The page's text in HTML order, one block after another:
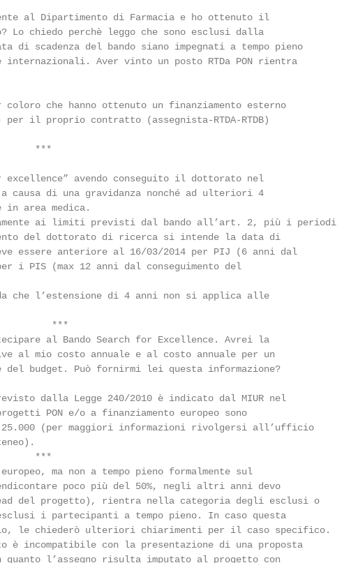
al Dipartimento di Farmacia e ho ottenuto il
Lo chiedo perchè leggo che sono esclusi dalla
di scadenza del bando siano impegnati a tempo pieno
Aver vinto un posto RTDa PON rientra
che hanno ottenuto un finanziamento esterno
il proprio contratto (assegnista-RTDA-RTDB)
***
excellence” avendo conseguito il dottorato nel
causa di una gravidanza nonché ad ulteriori 4
in area medica.
ai limiti previsti dal bando all’art. 2, più i periodi
del dottorato di ricerca si intende la data di
essere anteriore al 16/03/2014 per PIJ (6 anni dal
i PIS (max 12 anni dal conseguimento del
che l’estensione di 4 anni non si applica alle
***
al Bando Search for Excellence. Avrei la
al mio costo annuale e al costo annuale per un
budget. Può fornirmi lei questa informazione?
dalla Legge 240/2010 è indicato dal MIUR nel
PON e/o a finanziamento europeo sono
(per maggiori informazioni rivolgersi all’ufficio
***
ma non a tempo pieno formalmente sul
poco più del 50%, negli altri anni devo
del progetto), rientra nella categoria degli esclusi o
i partecipanti a tempo pieno. In caso questa
le chiederò ulteriori chiarimenti per il caso specifico.
incompatibile con la presentazione di una proposta
l’assegno risulta imputato al progetto con